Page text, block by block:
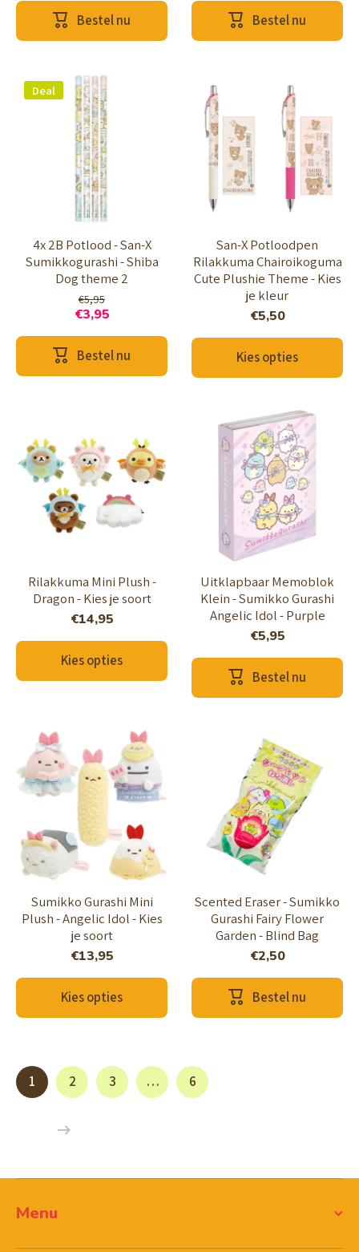
Bestel nu Bestel nu
Deal
4x 2B Potlood - San-X
Sumikkogurashi - Shiba
Dog theme 2
€5,95
€3,95
Bestel nu
San-X Potloodpen
Rilakkuma Chairoikoguma
Cute Plushie Theme - Kies
je kleur
€5,50
Kies opties
Rilakkuma Mini Plush -
Dragon - Kies je soort
€14,95
Kies opties
Uitklapbaar Memoblok
Klein - Sumikko Gurashi
Angelic Idol - Purple
€5,95
Bestel nu
Sumikko Gurashi Mini
Plush - Angelic Idol - Kies
je soort
€13,95
Kies opties
Scented Eraser - Sumikko
Gurashi Fairy Flower
Garden - Blind Bag
€2,50
Bestel nu
1 2 3 … 6
Menu